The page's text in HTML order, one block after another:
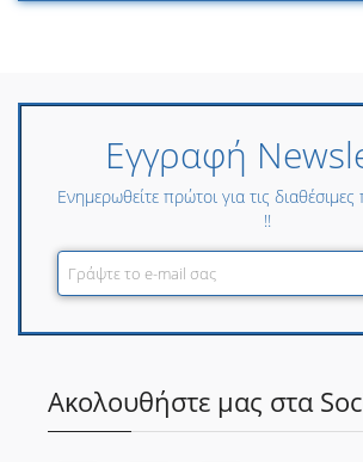
Εγγραφή
Ενημερωθείτε πρώτοι για τις
!!
Ακολουθήστε μας στα